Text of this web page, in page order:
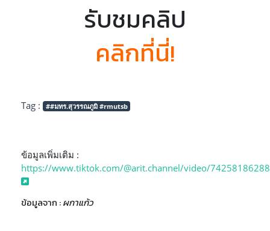
รับชมคลิป
คลิกที่นี่!
Tag : ##มทร.สุวรรณภูมิ #rmutsb
ข้อมูลเพิ่มเติม :
https://www.tiktok.com/@arit.channel/video/
ข้อมูลจาก :ผกาแก้ว